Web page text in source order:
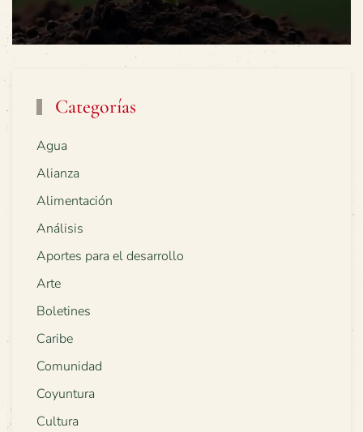
Categorías
Agua
Alianza
Alimentación
Análisis
Aportes para el desarrollo
Arte
Boletines
Caribe
Comunidad
Coyuntura
Cultura